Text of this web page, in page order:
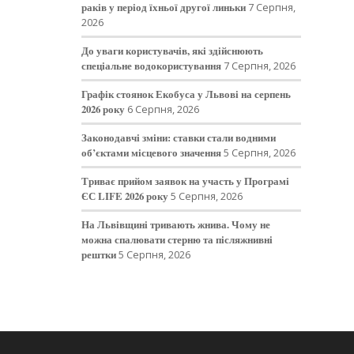
раків у період їхньої другої линьки 7 Серпня,
2026
До уваги користувачів, які здійснюють
спеціальне водокористування 7 Серпня, 2026
Графік стоянок Екобуса у Львові на серпень
2026 року 6 Серпня, 2026
Законодавчі зміни: ставки стали водними
об’єктами місцевого значення5 Серпня, 2026
Триває прийом заявок на участь у Програмі
ЄС LIFE 2026 року5 Серпня, 2026
На Львівщині тривають жнива. Чому не
можна спалювати стерню та післяжнивні
рештки5 Серпня, 2026